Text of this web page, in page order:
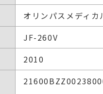
オリンパスメディ
JF-260V
2010